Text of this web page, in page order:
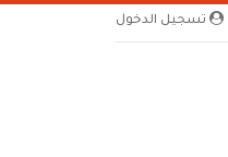
تسجيل الدخول